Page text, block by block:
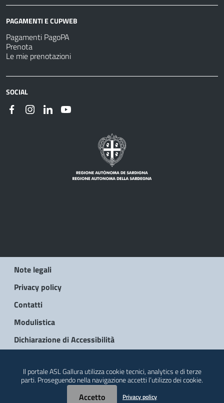
PAGAMENTI E CUPWEB
Pagamenti PagoPA
Prenota
Le mie prenotazioni
SOCIAL
Note legali
Privacy policy
Contatti
Modulistica
Dichiarazione di Accessibilità
Il portale ASL Gallura utilizza cookie tecnici, analytics e di terze
parti. Proseguendo nella navigazione accetti l’utilizzo dei cookie.
Accetto Privacy policy